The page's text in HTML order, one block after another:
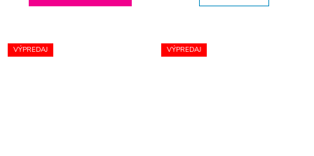
VÝPREDAJ VÝPREDAJ